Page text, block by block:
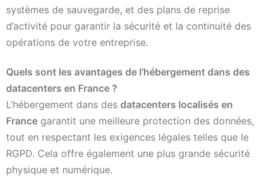
systèmes de sauvegarde, et des plans de reprise
d’activité pour garantir la sécurité et la continuité des
opérations de votre entreprise.
Quels sont les avantages de l’hébergement dans des
datacenters en France ?
L’hébergement dans des datacenters localisés en
France garantit une meilleure protection des données,
tout en respectant les exigences légales telles que le
RGPD. Cela offre également une plus grande sécurité
physique et numérique.